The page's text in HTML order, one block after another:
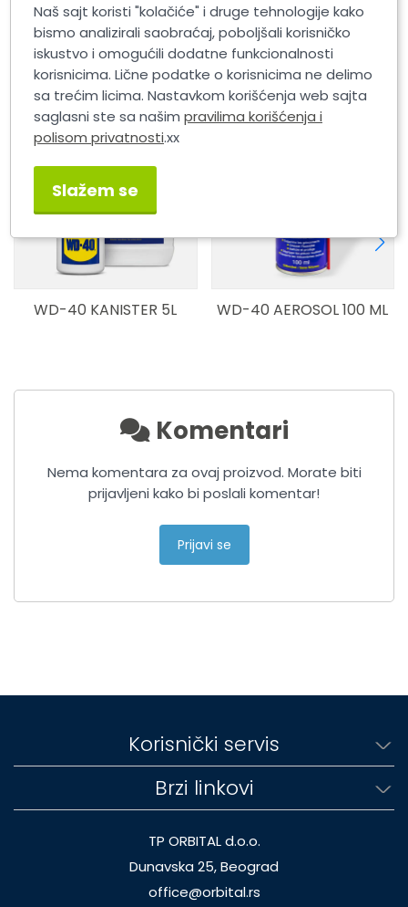
Slični proizvodi
WD-40 KANISTER 5L WD-40 AEROSOL 100 ML
Komentari
Nema komentara za ovaj proizvod. Morate biti
prijavljeni kako bi poslali komentar!
Prijavi se
Korisnički servis
Brzi linkovi
TP ORBITAL d.o.o.
Dunavska 25, Beograd
office@orbital.rs
Naš sajt koristi "kolačiće" i druge tehnologije kako
bismo analizirali saobraćaj, poboljšali korisničko
iskustvo i omogućili dodatne funkcionalnosti
korisnicima. Lične podatke o korisnicima ne delimo
sa trećim licima. Nastavkom korišćenja web sajta
saglasni ste sa našimpravilima korišćenja i
polisom privatnosti.xx
Slažem se